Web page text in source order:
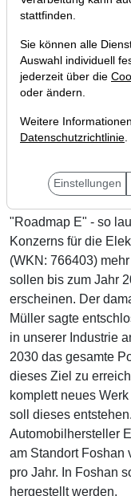
"Roadmap E" - so
Konzerns für die
(WKN: 766403)
sollen bis zum Jahr
erscheinen. Der
Müller sagte
in unserer Industrie
2030 das gesamte
dieses Ziel zu
komplett neues
soll dieses
Automobilhersteller
am Standort Foshan
pro Jahr. In Foshan
hergestellt werden.
stattfinden.
Sie können alle
Auswahl individuell
jederzeit über die
oder ändern.
Weitere
Datenschutzrichtlinie.
Einstellungen